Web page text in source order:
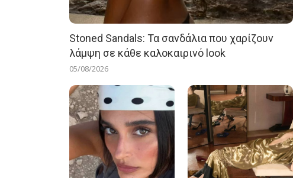
Stoned Sandals: Τα σανδάλια που χαρίζουν
λάμψη σε κάθε καλοκαιρινό look
05/08/2026